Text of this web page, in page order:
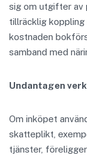
sig om utgifter av
tillräcklig
kostnaden
samband med
Undantagen
Om inköpet
skatteplikt,
tjänster,